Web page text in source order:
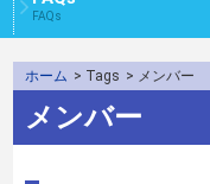
FAQs
ホーム > Tags > メンバー
メンバー